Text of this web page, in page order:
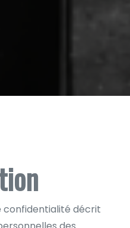
confidentialité décrit